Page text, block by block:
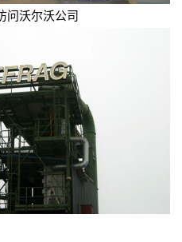
问沃尔沃公司